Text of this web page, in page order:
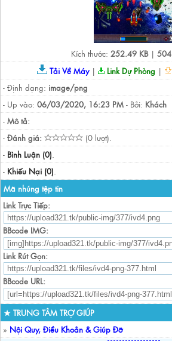
Kích thước: 252.49 KB| 504
Tải Về Máy| Link Dự Phòng |
- Định dạng: image/png
- Up vào: 06/03/2020, 16:23 PM - Bởi: Khách
- Mô tả:
- Đánh giá:
(0 lượt).
- Bình Luận (0).
- Khiếu Nại (0).
Mã nhúng tệp tin
Link Trực Tiếp:
BBcode IMG:
Link Rút Gọn:
BBcode URL:
★ TRUNG TÂM TRỢ GIÚP
» Nội Quy, Điều Khoản & Giúp Đỡ